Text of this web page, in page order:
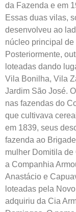
da Fazenda e em
Essas duas vilas,
desenvolveu ao
núcleo principal
Posteriormente,
loteadas dando
Vila Bonilha, Vila
Jardim São José.
nas fazendas do
que cultivava
em 1839, seus
fazenda ao
mulher Domitila de
a Companhia
Anastácio e
loteadas pela
adquiriu da Cia